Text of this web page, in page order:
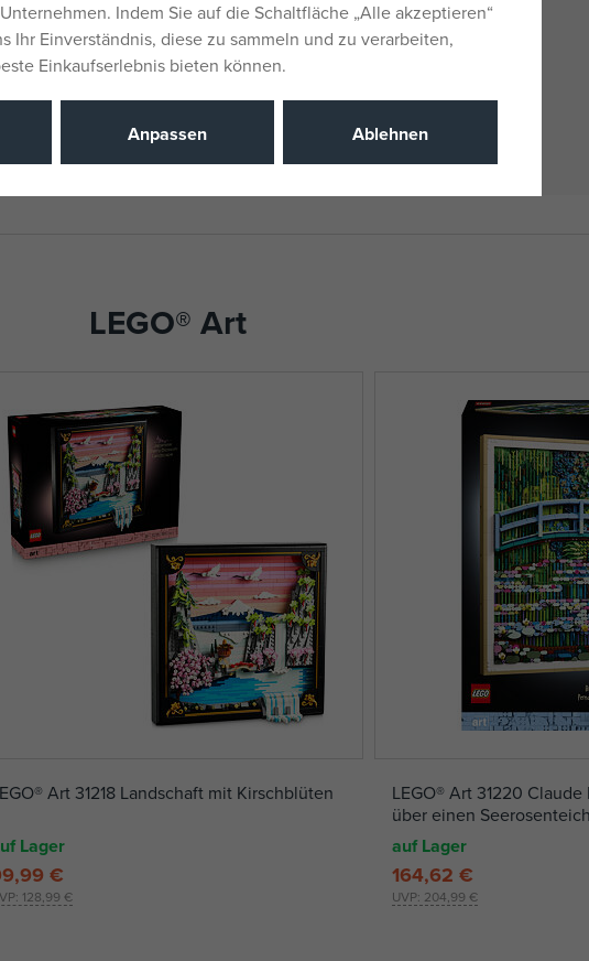
Liefernummer
LEGO® Art
Art 31218 Landschaft mit Kirschblüten
Lager
128,99 €
€
LEGO® Art 31220
über einen Seerosenteich
auf Lager
UVP: 204,99 €
164,62 €
Indem Sie auf die Schaltfläche „Alle akzeptieren“
Ihr Einverständnis, diese zu sammeln und zu verarbeiten,
Einkaufserlebnis bieten können.
Anpassen Ablehnen